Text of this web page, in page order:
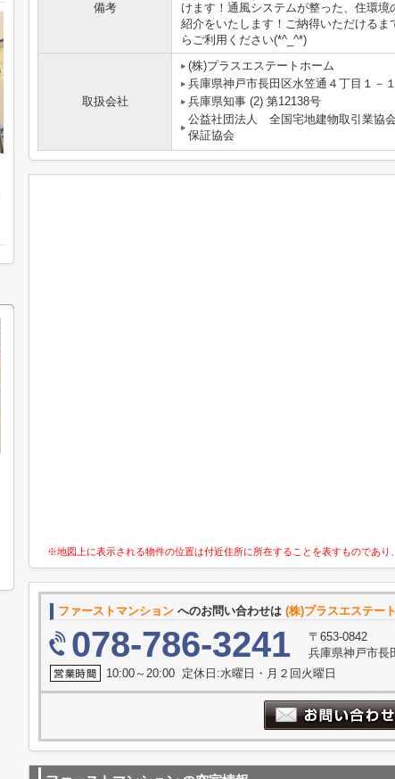
備考
けます！通風システムが整った、住環
紹介をいたします！ご納得いただける
らご利用ください(*^_^*)
取扱会社
(株)プラスエステートホーム
兵庫県神戸市長田区水笠通４丁目１－
兵庫県知事 (2) 第12138号
公益社団法人 全国宅地建物取引業協
保証協会
※地図上に表示される物件の位置は付近住所に所在することを表すものであり
ファーストマンション へのお問い合わせは (株)プラスエステー
078-786-3241
〒653-0842
兵庫県神戸市長
10:00～20:00 定休日:水曜日・月２回火曜日